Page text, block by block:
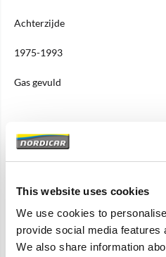
This website uses cookies
We use cookies to
provide social media features
We also share information
Achterzijde
1975-1993
Gas gevuld
Specificaties
OE referentie